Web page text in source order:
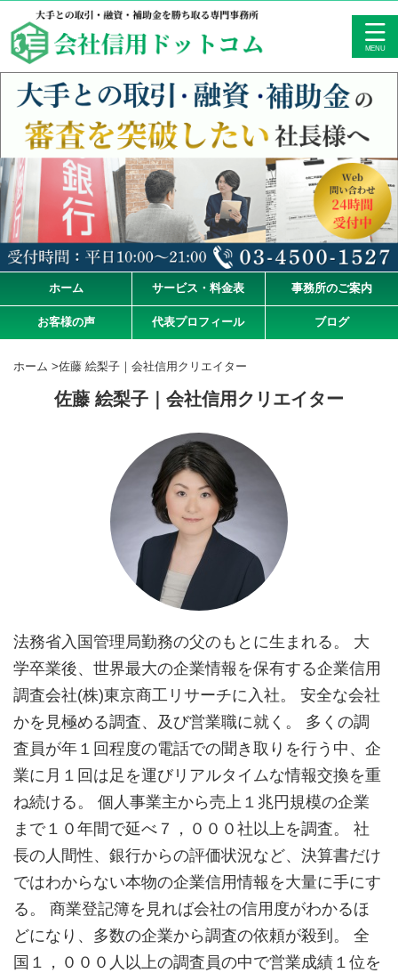
ホーム サービス・料金表 事務所のご案内
お客様の声 代表プロフィール ブログ
ホーム >佐藤 絵梨子｜会社信用クリエイター
佐藤 絵梨子｜会社信用クリエイター
法務省入国管理局勤務の父のもとに生まれる。 大
学卒業後、世界最大の企業情報を保有する企業信用
調査会社(株)東京商工リサーチに入社。 安全な会社
かを見極める調査、及び営業職に就く。 多くの調
査員が年１回程度の電話での聞き取りを行う中、企
業に月１回は足を運びリアルタイムな情報交換を重
ね続ける。 個人事業主から売上１兆円規模の企業
まで１０年間で延べ７，０００社以上を調査。 社
長の人間性、銀行からの評価状況など、決算書だけ
ではわからない本物の企業信用情報を大量に手にす
る。 商業登記簿を見れば会社の信用度がわかるほ
どになり、多数の企業から調査の依頼が殺到。 全
国１，０００人以上の調査員の中で営業成績１位を